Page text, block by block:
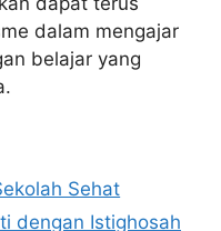
dalam mengajar
belajar yang
Sehat
dengan Istighosah